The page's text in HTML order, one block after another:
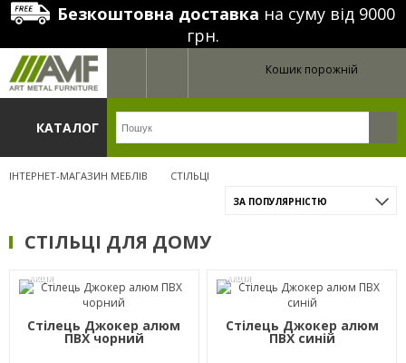
Безкоштовна доставка на суму від 9000
грн.
Кошик порожній
КАТАЛОГ
ІНТЕРНЕТ-МАГАЗИН МЕБЛІВ СТІЛЬЦІ
ЗА ПОПУЛЯРНІСТЮ
СТІЛЬЦІ ДЛЯ ДОМУ
АКЦІЯ
Стілець Джокер алюм
ПВХ чорний
АКЦІЯ
Стілець Джокер алюм
ПВХ синій